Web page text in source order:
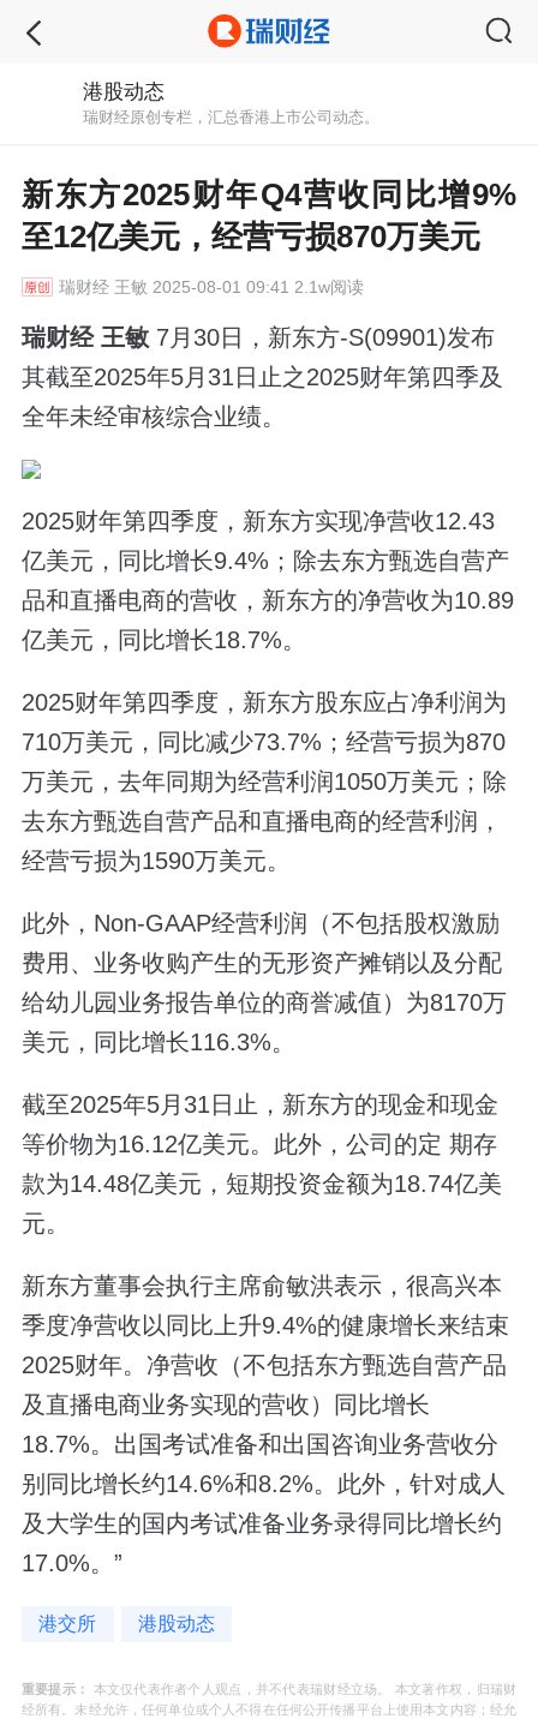
港股动态
瑞财经原创专栏，汇总香港上市公司动态。
新东方2025财年Q4营收同比增9%
至12亿美元，经营亏损870万美元
瑞财经王敏 2025-08-01 09:41 2.1w阅读
瑞财经 王敏 7月30日，新东方-S(09901)发布
其截至2025年5月31日止之2025财年第四季及
全年未经审核综合业绩。
2025财年第四季度，新东方实现净营收12.43
亿美元，同比增长9.4%；除去东方甄选自营产
品和直播电商的营收，新东方的净营收为10.89
亿美元，同比增长18.7%。
2025财年第四季度，新东方股东应占净利润为
710万美元，同比减少73.7%；经营亏损为870
万美元，去年同期为经营利润1050万美元；除
去东方甄选自营产品和直播电商的经营利润，
经营亏损为1590万美元。
此外，Non-GAAP经营利润（不包括股权激励
费用、业务收购产生的无形资产摊销以及分配
给幼儿园业务报告单位的商誉减值）为8170万
美元，同比增长116.3%。
截至2025年5月31日止，新东方的现金和现金
等价物为16.12亿美元。此外，公司的定 期存
款为14.48亿美元，短期投资金额为18.74亿美
元。
新东方董事会执行主席俞敏洪表示，很高兴本
季度净营收以同比上升9.4%的健康增长来结束
2025财年。净营收（不包括东方甄选自营产品
及直播电商业务实现的营收）同比增长
18.7%。出国考试准备和出国咨询业务营收分
别同比增长约14.6%和8.2%。此外，针对成人
及大学生的国内考试准备业务录得同比增长约
17.0%。”
港交所 港股动态
重要提示：
本文仅代表作者个人观点，并不代表瑞财经立场。 本文著作权，归瑞财
经所有。未经允许，任何单位或个人不得在任何公开传播平台上使用本文内容；经允